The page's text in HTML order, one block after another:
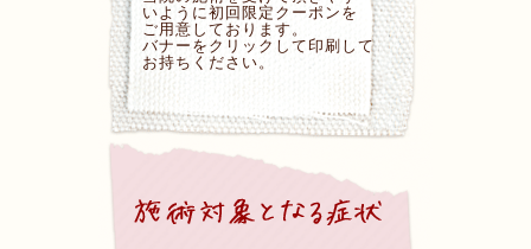
いように初回限定クーポンを
ご用意しております。
バナーをクリックして印刷して
お持ちください。